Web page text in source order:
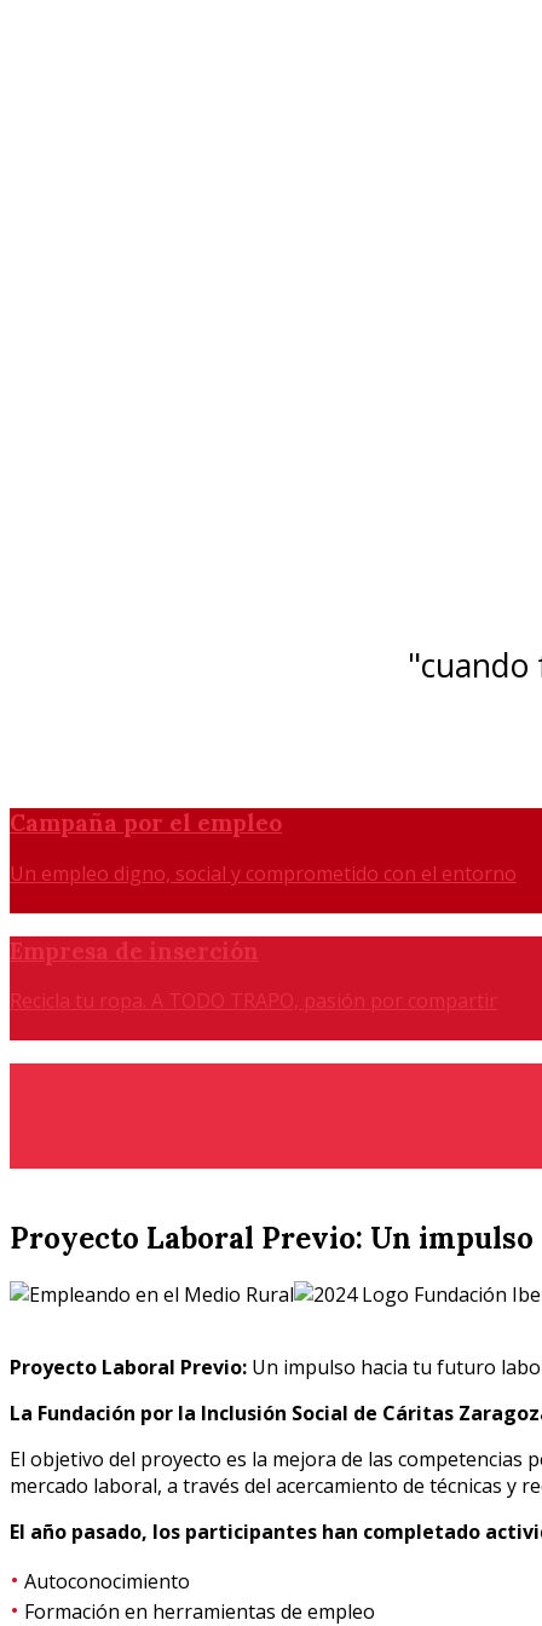
Campaña por el empleo
Un empleo digno, social y comprometido con el entorno
Empresa de inserción
Recicla tu ropa. A TODO TRAPO, pasión por compartir
Proyecto Laboral Previo: Un
Proyecto Laboral Previo: Un impulso hacia tu futuro
La Fundación por la Inclusión Social de Cáritas
El objetivo del proyecto es la mejora de las
mercado laboral, a través del acercamiento de técnicas y
El año pasado, los participantes han completado
• Autoconocimiento
• Formación en herramientas de empleo